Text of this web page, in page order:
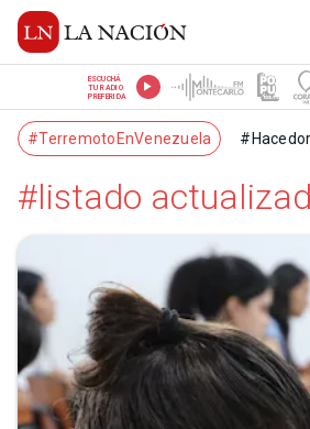
ESCUCHÁ
TU RADIO
PREFERIDA
#TerremotoEnVenezuela
#listado